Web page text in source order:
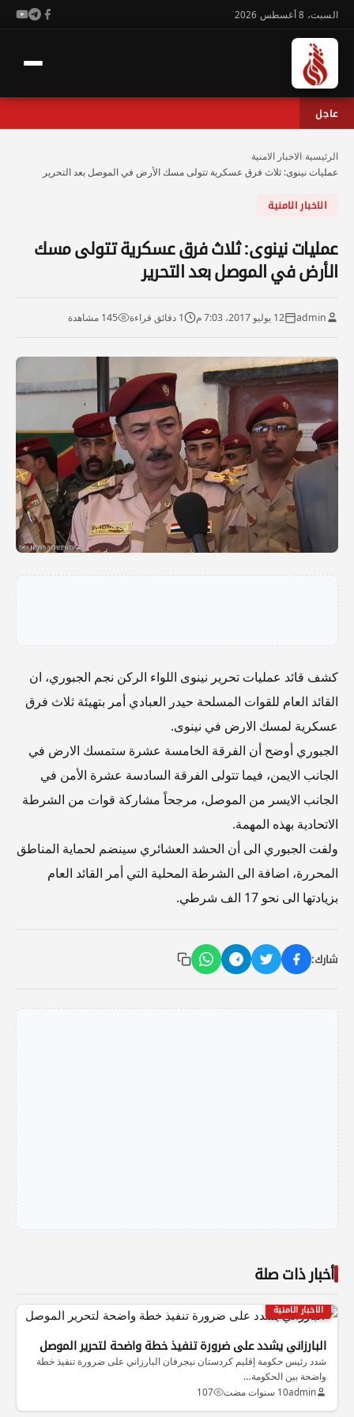
السبت، 8 أغسطس 2026
عاجل
الرئيسية الاخبار الامنية
عمليات نينوى: ثلاث فرق عسكرية تتولى مسك الأرض في الموصل بعد التحرير
الاخبار الامنية
عمليات نينوى: ثلاث فرق عسكرية تتولى مسك
الأرض في الموصل بعد التحرير
admin 12 يوليو 2017، 7:03 م 1 دقائق قراءة 145 مشاهدة
كشف قائد عمليات تحرير نينوى اللواء الركن نجم الجبوري، ان
القائد العام للقوات المسلحة حيدر العبادي أمر بتهيئة ثلاث فرق
عسكرية لمسك الارض في نينوى.
الجبوري أوضح أن الفرقة الخامسة عشرة ستمسك الارض في
الجانب الايمن، فيما تتولى الفرقة السادسة عشرة الأمن في
الجانب الايسر من الموصل، مرجحاً مشاركة قوات من الشرطة
الاتحادية بهذه المهمة.
ولفت الجبوري الى أن الحشد العشائري سينضم لحماية المناطق
المحررة، اضافة الى الشرطة المحلية التي أمر القائد العام
بزيادتها الى نحو 17 الف شرطي.
شارك:
أخبار ذات صلة
الاخبار الامنية
البارزاني يشدد على ضرورة تنفيذ خطة واضحة لتحرير الموصل
شدد رئيس حكومة إقليم كردستان نيجرفان البارزاني على ضرورة تنفيذ خطة
واضحة بين الحكومة…
admin10 سنوات مضت 107